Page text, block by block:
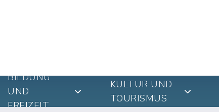
BILDUNG
UND
FREIZEIT
KULTUR UND
TOURISMUS